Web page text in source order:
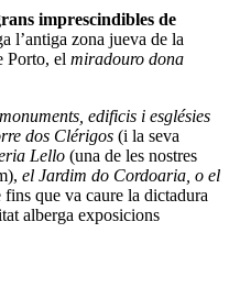
imprescindibles de
l’antiga zona jueva de la
Porto, el miradouro dona
monuments, edificis i esglésies
dos Clérigos (i la seva
Lello (una de les nostres
el Jardim do Cordoaria, o el
fins que va caure la dictadura
alberga exposicions